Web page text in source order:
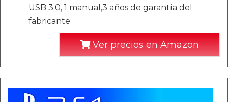
USB 3.0, 1 manual,3 años de garantía del
fabricante
Ver precios en Amazon